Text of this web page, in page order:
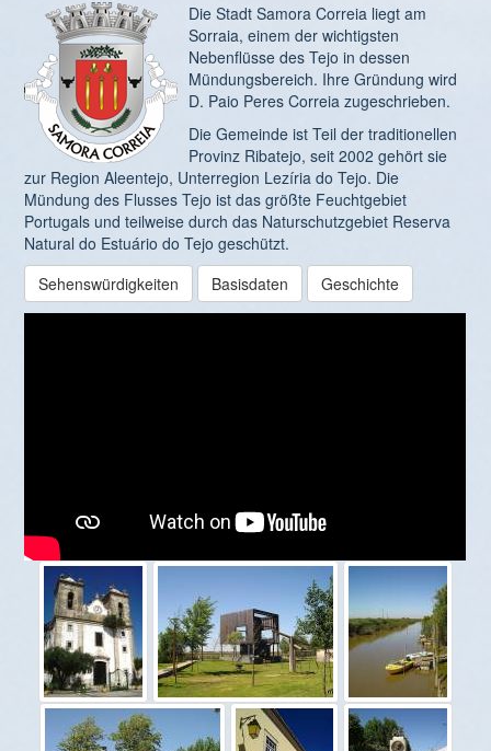
Die Stadt Samora Correia liegt am
Sorraia, einem der wichtigsten
Nebenflüsse des Tejo in dessen
Mündungsbereich. Ihre Gründung wird
D. Paio Peres Correia zugeschrieben.
Die Gemeinde ist Teil der traditionellen
Provinz Ribatejo, seit 2002 gehört sie
zur Region Aleentejo, Unterregion Lezíria do Tejo. Die
Mündung des Flusses Tejo ist das größte Feuchtgebiet
Portugals und teilweise durch das Naturschutzgebiet Reserva
Natural do Estuário do Tejo geschützt.
Sehenswürdigkeiten
Basisdaten Geschichte